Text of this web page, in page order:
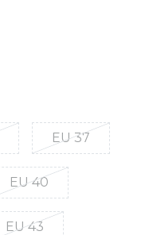
EU 37
EU 40
EU 43